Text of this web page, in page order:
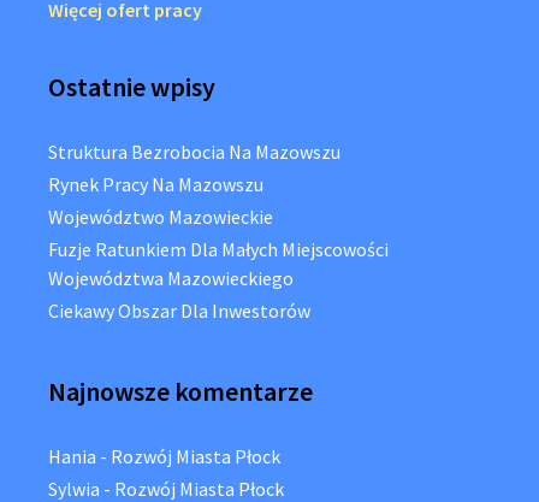
Więcej ofert pracy
Ostatnie wpisy
Struktura Bezrobocia Na Mazowszu
Rynek Pracy Na Mazowszu
Województwo Mazowieckie
Fuzje Ratunkiem Dla Małych Miejscowości
Województwa Mazowieckiego
Ciekawy Obszar Dla Inwestorów
Najnowsze komentarze
Hania - Rozwój Miasta Płock
Sylwia - Rozwój Miasta Płock